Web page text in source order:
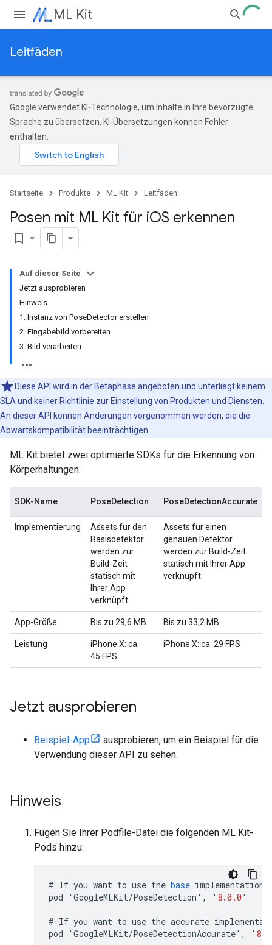
ML Kit
Leitfäden
Google verwendet KI-Technologie, um Inhalte in Ihre bevorzugte
Sprache zu übersetzen. KI-Übersetzungen können Fehler
enthalten.
Startseite Produkte ML Kit Leitfäden
Posen mit ML Kit für iOS erkennen
bookmark_border
Auf dieser Seite
Jetzt ausprobieren
Hinweis
1. Instanz von PoseDetector erstellen
2. Eingabebild vorbereiten
3. Bild verarbeiten
Diese API wird in der Betaphase angeboten und unterliegt keinem
SLA und keiner Richtlinie zur Einstellung von Produkten und Diensten.
An dieser API können Änderungen vorgenommen werden, die die
Abwärtskompatibilität beeinträchtigen.
ML Kit bietet zwei optimierte SDKs für die Erkennung von
Körperhaltungen.
SDK-Name PoseDetection PoseDetectionAccurate
Implementierung
Assets für den
Basisdetektor
werden zur
Build-Zeit
statisch mit
Ihrer App
verknüpft.
Assets für einen
genauen Detektor
werden zur Build-Zeit
statisch mit Ihrer App
verknüpft.
App-Größe Bis zu 29,6 MB Bis zu 33,2 MB
Leistung
iPhone X: ca.
45 FPS
iPhone X: ca. 29 FPS
Jetzt ausprobieren
Beispiel-App
ausprobieren, um ein Beispiel für die
Verwendung dieser API zu sehen.
Hinweis
Fügen Sie Ihrer Podfile-Datei die folgenden ML Kit-
Pods hinzu:
# If you want to use the base implementation
pod
' GoogleMLKit/PoseDetection ' , ' 8.0.0 '
# If you want to use the accurate
pod
' GoogleMLKit/PoseDetectionAccurate' , '